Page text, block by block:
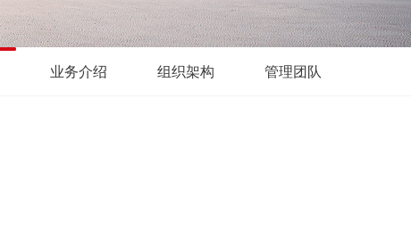
业务介绍 组织架构 管理团队